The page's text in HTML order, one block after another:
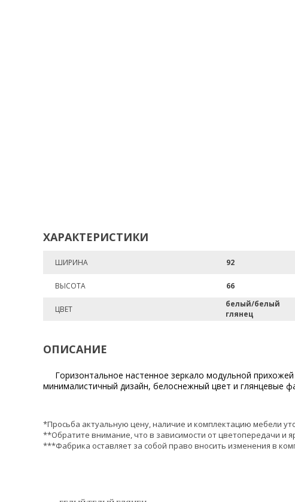
ХАРАКТЕРИСТИКИ
ШИРИНА 92
ВЫСОТА 66
ЦВЕТ
белый/белый
глянец
ОПИСАНИЕ
Горизонтальное настенное зеркало модульной
минималистичный дизайн, белоснежный цвет и глянцевые
*Просьба актуальную цену, наличие и комплектацию мебели
**Обратите внимание, что в зависимости от цветопередачи и
***Фабрика оставляет за собой право вносить изменения в